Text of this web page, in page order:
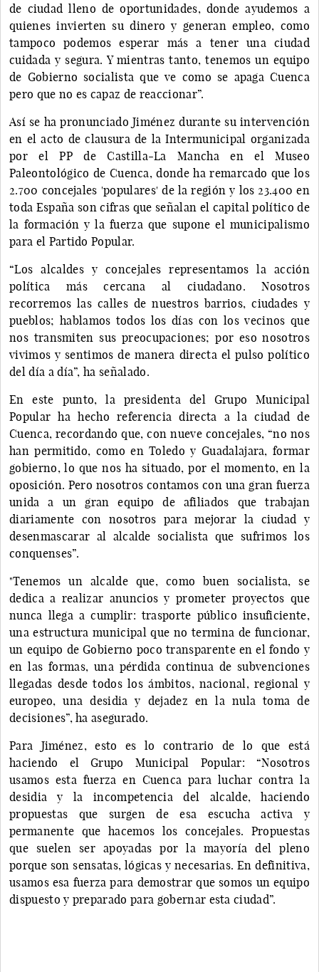
de ciudad lleno de oportunidades, donde ayudemos a
quienes invierten su dinero y generan empleo, como
tampoco podemos esperar más a tener una ciudad
cuidada y segura. Y mientras tanto, tenemos un equipo
de Gobierno socialista que ve como se apaga Cuenca
pero que no es capaz de reaccionar”.
Así se ha pronunciado Jiménez durante su intervención
en el acto de clausura de la Intermunicipal organizada
por el PP de Castilla-La Mancha en el Museo
Paleontológico de Cuenca, donde ha remarcado que los
2.700 concejales 'populares' de la región y los 23.400 en
toda España son cifras que señalan el capital político de
la formación y la fuerza que supone el municipalismo
para el Partido Popular.
“Los alcaldes y concejales representamos la acción
política más cercana al ciudadano. Nosotros
recorremos las calles de nuestros barrios, ciudades y
pueblos; hablamos todos los días con los vecinos que
nos transmiten sus preocupaciones; por eso nosotros
vivimos y sentimos de manera directa el pulso político
del día a día”, ha señalado.
En este punto, la presidenta del Grupo Municipal
Popular ha hecho referencia directa a la ciudad de
Cuenca, recordando que, con nueve concejales, “no nos
han permitido, como en Toledo y Guadalajara, formar
gobierno, lo que nos ha situado, por el momento, en la
oposición. Pero nosotros contamos con una gran fuerza
unida a un gran equipo de afiliados que trabajan
diariamente con nosotros para mejorar la ciudad y
desenmascarar al alcalde socialista que sufrimos los
conquenses”.
"Tenemos un alcalde que, como buen socialista, se
dedica a realizar anuncios y prometer proyectos que
nunca llega a cumplir: trasporte público insuficiente,
una estructura municipal que no termina de funcionar,
un equipo de Gobierno poco transparente en el fondo y
en las formas, una pérdida continua de subvenciones
llegadas desde todos los ámbitos, nacional, regional y
europeo, una desidia y dejadez en la nula toma de
decisiones”, ha asegurado.
Para Jiménez, esto es lo contrario de lo que está
haciendo el Grupo Municipal Popular: “Nosotros
usamos esta fuerza en Cuenca para luchar contra la
desidia y la incompetencia del alcalde, haciendo
propuestas que surgen de esa escucha activa y
permanente que hacemos los concejales. Propuestas
que suelen ser apoyadas por la mayoría del pleno
porque son sensatas, lógicas y necesarias. En definitiva,
usamos esa fuerza para demostrar que somos un equipo
dispuesto y preparado para gobernar esta ciudad”.